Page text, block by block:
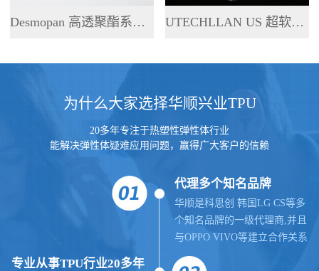
Desmopan 高透聚酯系列 TPU UTECHLLAN US 超软级系列 TPU
为什么大家选择华顺兴业TPU
20多年专注于热塑性弹性体行业
能解决弹性体疑难应用问题，赢得广大客户的信赖
代理多个知名品牌
华顺是科思创 韩国LG CS等多
个知名品牌的一级代理商,并且
与OPPO VIVO等建立合作关系
专业从事TPU行业20多年